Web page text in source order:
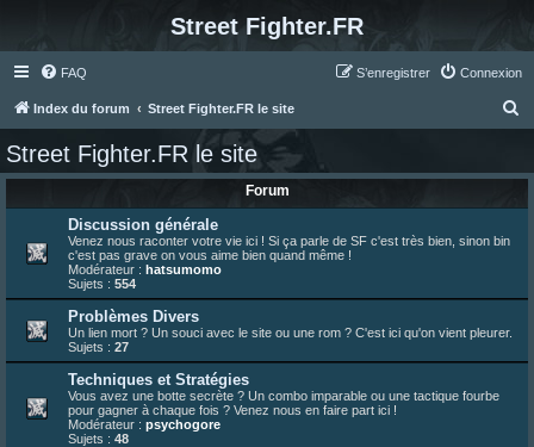
Street Fighter.FR
FAQ Connexion
S’enregistrer
Index du forum Street Fighter.FR le site
r
Street Fighter.FR le site
Forum
Discussion générale
Venez nous raconter votre vie ici ! Si ça parle de SF c'est très bien, sinon bin
c'est pas grave on vous aime bien quand même !
Modérateur : hatsumomo
Sujets : 554
Problèmes Divers
Un lien mort ? Un souci avec le site ou une rom ? C'est ici qu'on vient pleurer.
Sujets : 27
Techniques et Stratégies
Vous avez une botte secrète ? Un combo imparable ou une tactique fourbe
pour gagner à chaque fois ? Venez nous en faire part ici !
Modérateur : psychogore
Sujets : 48